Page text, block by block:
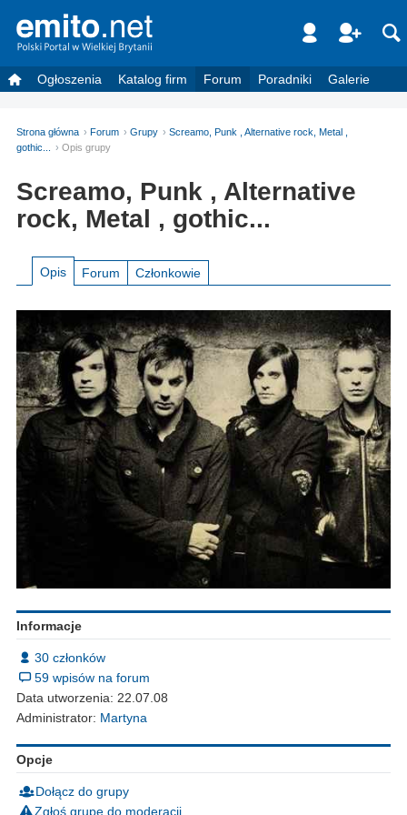
Ogłoszenia Katalog firm Forum Poradniki Galerie
Strona główna Forum Grupy
Screamo, Punk , Alternative rock, Metal ,
gothic...
Opis grupy
Screamo, Punk , Alternative
rock, Metal , gothic...
Opis Forum Członkowie
Informacje
30 członków
59 wpisów na forum
Data utworzenia: 22.07.08
Administrator: Martyna
Opcje
Dołącz do grupy
Zgłoś grupę do moderacji